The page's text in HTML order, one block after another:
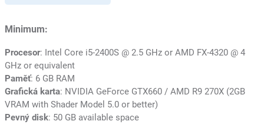
Minimum:
Procesor: Intel Core i5-2400S @ 2.5 GHz or AMD FX-4320 @ 4
GHz or equivalent
Paměť: 6 GB RAM
Grafická karta: NVIDIA GeForce GTX660 / AMD R9 270X (2GB
VRAM with Shader Model 5.0 or better)
Pevný disk: 50 GB available space